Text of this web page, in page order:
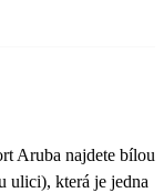
Aruba najdete bílou
ulici), která je jedna